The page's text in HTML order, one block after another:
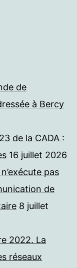
de
à Bercy
de la CADA :
16 juillet 2026
pas
de
8 juillet
2022. La
réseaux